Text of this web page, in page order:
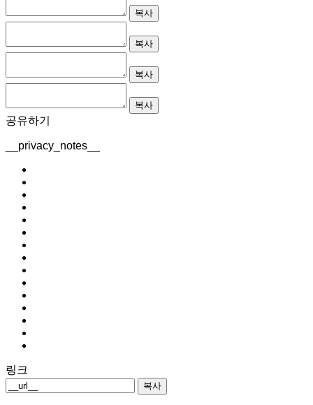
복사
복사
복사
복사
공유하기
__privacy_notes__
링크
복사